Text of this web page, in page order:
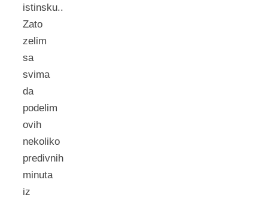
istinsku..
Zato
zelim
sa
svima
da
podelim
ovih
nekoliko
predivnih
minuta
iz